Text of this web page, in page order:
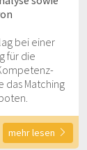
bei einer
für die
das Matching
mehr lesen